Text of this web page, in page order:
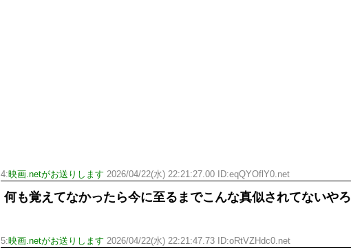
4:映画.netがお送りします 2026/04/22(水) 22:21:27.00 ID:eqQYOflY0.net
何も覚えてなかったら今に至るまでこんな真似されてないやろ
5:映画.netがお送りします 2026/04/22(水) 22:21:47.73 ID:oRtVZHdc0.net